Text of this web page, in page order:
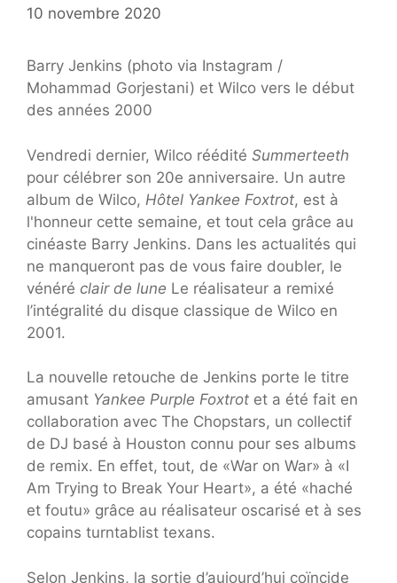
10 novembre 2020
Barry Jenkins (photo via Instagram /
Mohammad Gorjestani) et Wilco vers le début
des années 2000
Vendredi dernier, Wilco réédité Summerteeth
pour célébrer son 20e anniversaire. Un autre
album de Wilco, Hôtel Yankee Foxtrot, est à
l'honneur cette semaine, et tout cela grâce au
cinéaste Barry Jenkins. Dans les actualités qui
ne manqueront pas de vous faire doubler, le
vénéré clair de lune Le réalisateur a remixé
l’intégralité du disque classique de Wilco en
2001.
La nouvelle retouche de Jenkins porte le titre
amusant Yankee Purple Foxtrot et a été fait en
collaboration avec The Chopstars, un collectif
de DJ basé à Houston connu pour ses albums
de remix. En effet, tout, de «War on War» à «I
Am Trying to Break Your Heart», a été «haché
et foutu» grâce au réalisateur oscarisé et à ses
copains turntablist texans.
Selon Jenkins, la sortie d’aujourd’hui coïncide